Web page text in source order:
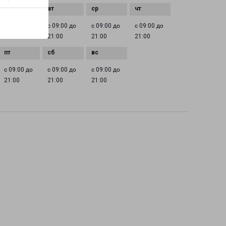
с 09:00 до
21:00
с 09:00 до
21:00
с 09:00 до
21:00
с 09:00 до
21:00
с 09:00 до
21:00
с 09:00 до
21:00